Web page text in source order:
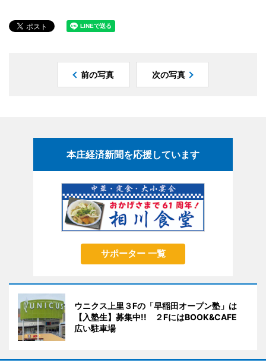
前の写真 次の写真
本庄経済新聞を応援しています
サポーター 一覧
ウニクス上里３Fの「早稲田オープン塾」は
【入塾生】募集中!! ２FにはBOOK&CAFE
広い駐車場